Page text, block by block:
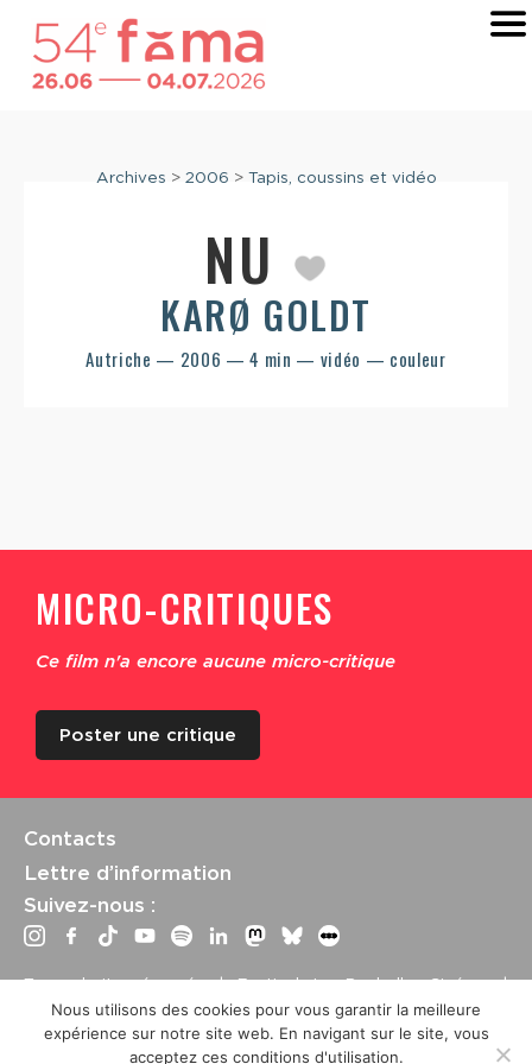
Archives > 2006 > Tapis, coussins et vidéo
NU
KARØ GOLDT
Autriche — 2006 — 4 min — vidéo — couleur
MICRO-CRITIQUES
Ce film n'a encore aucune micro-critique
Poster une critique
Contacts
Lettre d’information
Suivez-nous :
Tous droits réservés | Festival La Rochelle Cinéma |
International Film Festival – Mentions légales –Conditions
générales de vente
Crédits site : Marine Breton, design ;Etienne Delcambre,
Nous utilisons des cookies pour vous garantir la meilleure
expérience sur notre site web. En navigant sur le site, vous
acceptez ces conditions d'utilisation.